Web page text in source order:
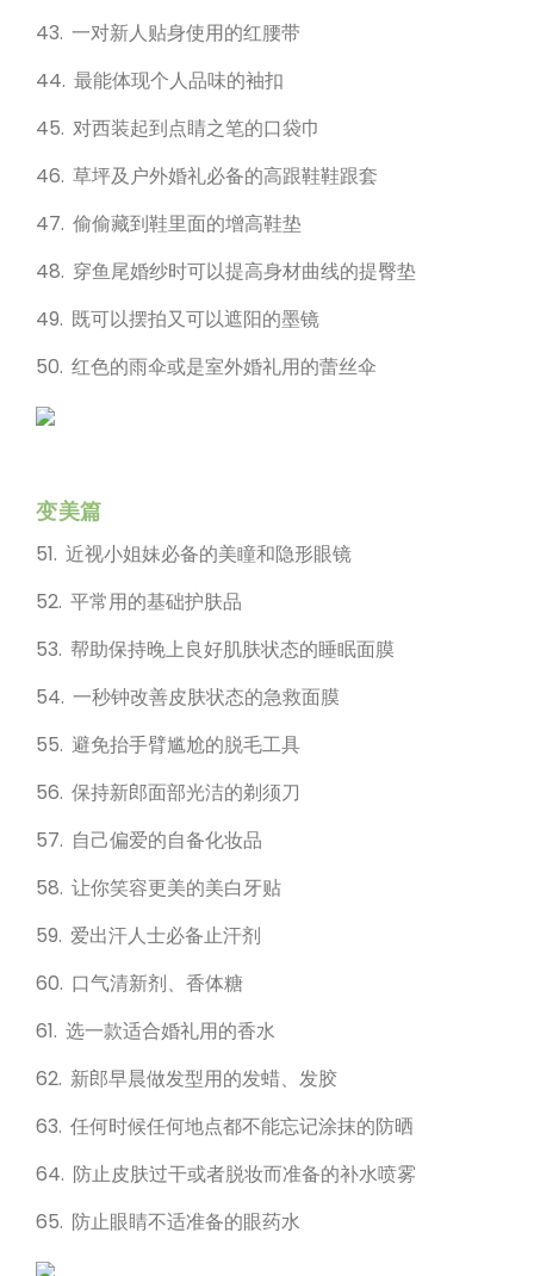
43. 一对新人贴身使用的红腰带
44. 最能体现个人品味的袖扣
45. 对西装起到点睛之笔的口袋巾
46. 草坪及户外婚礼必备的高跟鞋鞋跟套
47. 偷偷藏到鞋里面的增高鞋垫
48. 穿鱼尾婚纱时可以提高身材曲线的提臀垫
49. 既可以摆拍又可以遮阳的墨镜
50. 红色的雨伞或是室外婚礼用的蕾丝伞
变美篇
51. 近视小姐妹必备的美瞳和隐形眼镜
52. 平常用的基础护肤品
53. 帮助保持晚上良好肌肤状态的睡眠面膜
54. 一秒钟改善皮肤状态的急救面膜
55. 避免抬手臂尴尬的脱毛工具
56. 保持新郎面部光洁的剃须刀
57. 自己偏爱的自备化妆品
58. 让你笑容更美的美白牙贴
59. 爱出汗人士必备止汗剂
60. 口气清新剂、香体糖
61. 选一款适合婚礼用的香水
62. 新郎早晨做发型用的发蜡、发胶
63. 任何时候任何地点都不能忘记涂抹的防晒
64. 防止皮肤过干或者脱妆而准备的补水喷雾
65. 防止眼睛不适准备的眼药水